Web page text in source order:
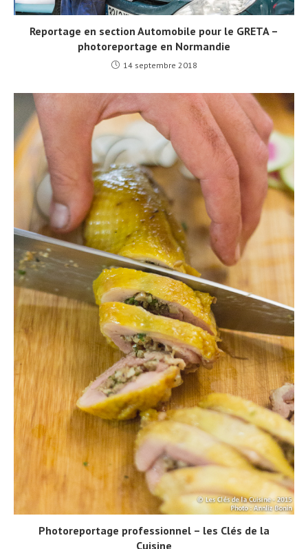
Reportage en section Automobile pour le GRETA –
photoreportage en Normandie
14 septembre 2018
Photoreportage professionnel – les Clés de la
Cuisine